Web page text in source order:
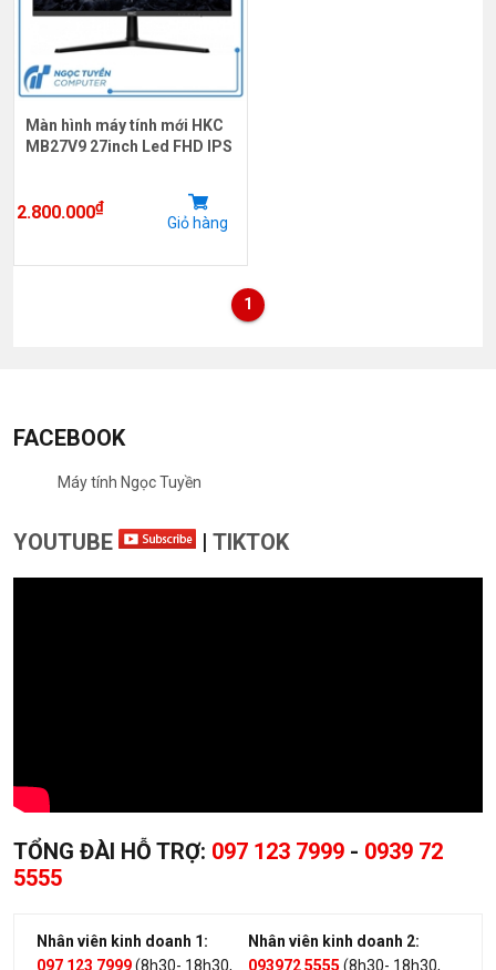
Màn hình máy tính mới HKC
MB27V9 27inch Led FHD IPS
2.800.000₫
Giỏ hàng
1
FACEBOOK
Máy tính Ngọc Tuyền
YOUTUBE | TIKTOK
TỔNG ĐÀI HỖ TRỢ: 097 123 7999 - 0939 72
5555
Nhân viên kinh doanh 1:
097 123 7999(8h30- 18h30,
Nhân viên kinh doanh 2:
093972 5555 (8h30- 18h30,